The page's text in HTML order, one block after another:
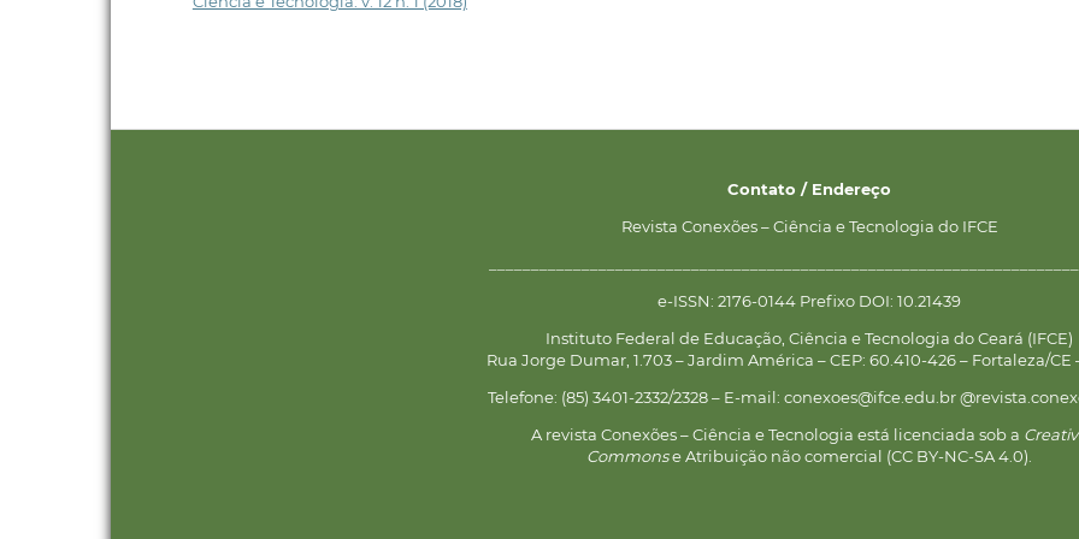
Contato / Endereço
Revista Conexões – Ciência e Tecnologia do IFCE
e-ISSN: 2176-0144 Prefixo DOI: 10.21439
Instituto Federal de Educação, Ciência e Tecnologia do Ceará (IFCE)
Rua Jorge Dumar, 1.703 – Jardim América – CEP: 60.410-426 – Fortaleza/CE
Telefone: (85) 3401-2332/2328 – E-mail: conexoes@ifce.edu.br
A revista Conexões – Ciência e Tecnologia está licenciada sob a
Commonse Atribuição não comercial (CC BY-NC-SA 4.0).